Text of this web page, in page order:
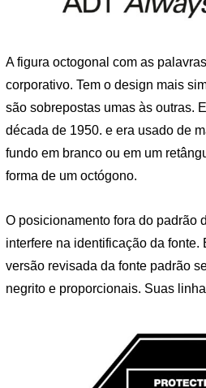
A figura octogonal com as
corporativo. Tem o design mais
são sobrepostas umas às outras.
década de 1950. e era usado de
fundo em branco ou em um
forma de um octógono.
O posicionamento fora do padrão
interfere na identificação da fonte.
versão revisada da fonte padrão
negrito e proporcionais. Suas